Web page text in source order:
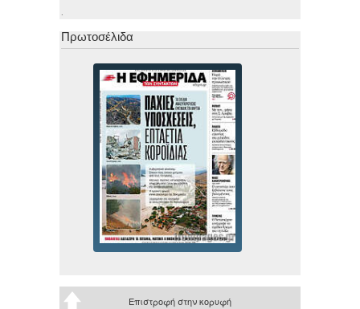
.
Πρωτοσέλιδα
Επιστροφή στην κορυφή